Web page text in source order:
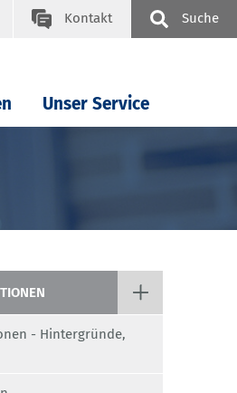
Kontakt Suche
Unser Service
- Hintergründe,